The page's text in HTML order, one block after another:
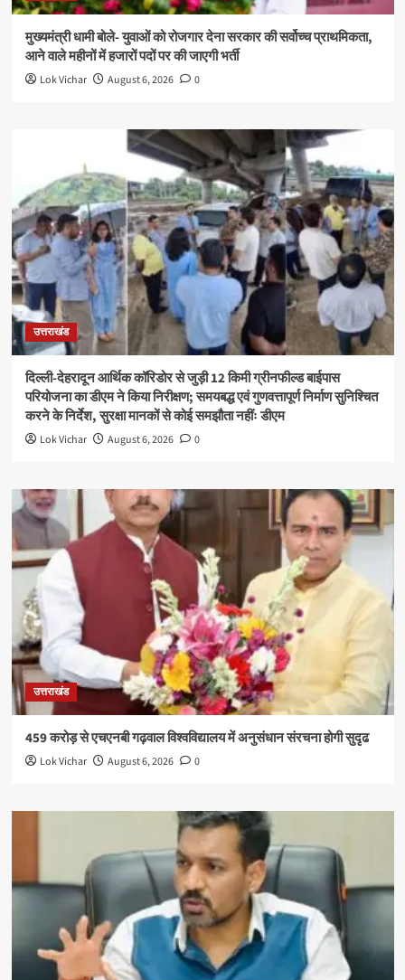
मुख्यमंत्री धामी बोले- युवाओं को रोजगार देना सरकार की सर्वोच्च प्राथमिकता,
आने वाले महीनों में हजारों पदों पर की जाएगी भर्ती
Lok Vichar August 6, 2026 0
उत्तराखंड
दिल्ली-देहरादून आर्थिक कॉरिडोर से जुड़ी 12 किमी ग्रीनफील्ड बाईपास
परियोजना का डीएम ने किया निरीक्षण; समयबद्ध एवं गुणवत्तापूर्ण निर्माण सुनिश्चित
करने के निर्देश, सुरक्षा मानकों से कोई समझौता नहींः डीएम
Lok Vichar August 6, 2026 0
उत्तराखंड
459 करोड़ से एचएनबी गढ़वाल विश्वविद्यालय में अनुसंधान संरचना होगी सुदृढ
Lok Vichar August 6, 2026 0